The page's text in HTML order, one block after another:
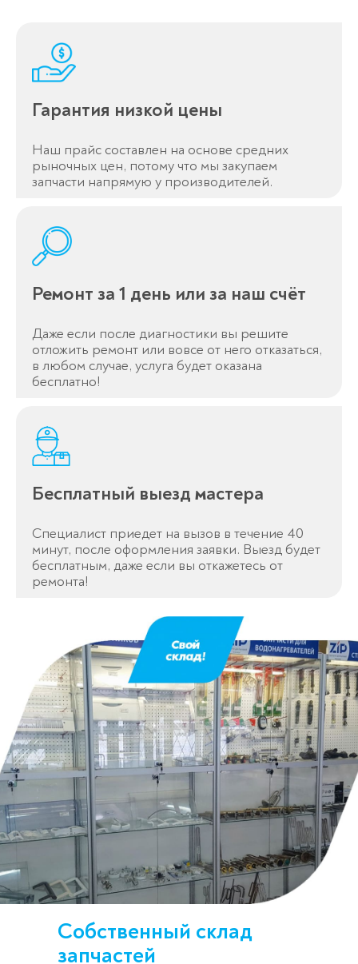
Гарантия низкой цены
Наш прайс составлен на основе средних
рыночных цен, потому что мы закупаем
запчасти напрямую у производителей.
Ремонт за 1 день или за наш счёт
Даже если после диагностики вы решите
отложить ремонт или вовсе от него отказаться,
в любом случае, услуга будет оказана
бесплатно!
Бесплатный выезд мастера
Специалист приедет на вызов в течение 40
минут, после оформления заявки. Выезд будет
бесплатным, даже если вы откажетесь от
ремонта!
Собственный склад
запчастей
Менеджер свяжется с вами в
течение 3-x минут.